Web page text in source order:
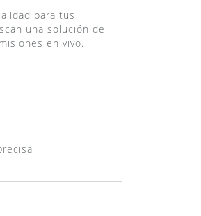
para tus
una solución de
en vivo.